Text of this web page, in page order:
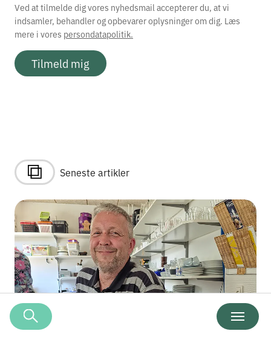
Ved at tilmelde dig vores nyhedsmail accepterer du, at vi
indsamler, behandler og opbevarer oplysninger om dig. Læs
mere i vores persondatapolitik.
Tilmeld mig
Seneste artikler